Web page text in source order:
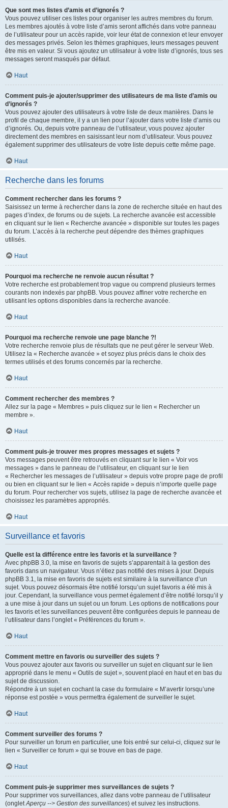
Que sont mes listes d’amis et d’ignorés ?
Vous pouvez utiliser ces listes pour organiser les autres membres du forum.
Les membres ajoutés à votre liste d’amis seront affichés dans votre panneau
de l’utilisateur pour un accès rapide, voir leur état de connexion et leur envoyer
des messages privés. Selon les thèmes graphiques, leurs messages peuvent
être mis en valeur. Si vous ajoutez un utilisateur à votre liste d’ignorés, tous ses
messages seront masqués par défaut.
Haut
Comment puis-je ajouter/supprimer des utilisateurs de ma liste d’amis ou
d’ignorés ?
Vous pouvez ajouter des utilisateurs à votre liste de deux manières. Dans le
profil de chaque membre, il y a un lien pour l’ajouter dans votre liste d’amis ou
d’ignorés. Ou, depuis votre panneau de l’utilisateur, vous pouvez ajouter
directement des membres en saisissant leur nom d’utilisateur. Vous pouvez
également supprimer des utilisateurs de votre liste depuis cette même page.
Haut
Recherche dans les forums
Comment rechercher dans les forums ?
Saisissez un terme à rechercher dans la zone de recherche située en haut des
pages d’index, de forums ou de sujets. La recherche avancée est accessible
en cliquant sur le lien « Recherche avancée » disponible sur toutes les pages
du forum. L’accès à la recherche peut dépendre des thèmes graphiques
utilisés.
Haut
Pourquoi ma recherche ne renvoie aucun résultat ?
Votre recherche est probablement trop vague ou comprend plusieurs termes
courants non indexés par phpBB. Vous pouvez affiner votre recherche en
utilisant les options disponibles dans la recherche avancée.
Haut
Pourquoi ma recherche renvoie une page blanche ?!
Votre recherche renvoie plus de résultats que ne peut gérer le serveur Web.
Utilisez la « Recherche avancée » et soyez plus précis dans le choix des
termes utilisés et des forums concernés par la recherche.
Haut
Comment rechercher des membres ?
Allez sur la page « Membres » puis cliquez sur le lien « Rechercher un
membre ».
Haut
Comment puis-je trouver mes propres messages et sujets ?
Vos messages peuvent être retrouvés en cliquant sur le lien « Voir vos
messages » dans le panneau de l’utilisateur, en cliquant sur le lien
« Rechercher les messages de l’utilisateur » depuis votre propre page de profil
ou bien en cliquant sur le lien « Accès rapide » depuis n’importe quelle page
du forum. Pour rechercher vos sujets, utilisez la page de recherche avancée et
choisissez les paramètres appropriés.
Haut
Surveillance et favoris
Quelle est la différence entre les favoris et la surveillance ?
Avec phpBB 3.0, la mise en favoris de sujets s’apparentait à la gestion des
favoris dans un navigateur. Vous n’étiez pas notifié des mises à jour. Depuis
phpBB 3.1, la mise en favoris de sujets est similaire à la surveillance d’un
sujet. Vous pouvez désormais être notifié lorsqu’un sujet favoris a été mis à
jour. Cependant, la surveillance vous permet également d’être notifié lorsqu’il y
a une mise à jour dans un sujet ou un forum. Les options de notifications pour
les favoris et les surveillances peuvent être configurées depuis le panneau de
l’utilisateur dans l’onglet « Préférences du forum ».
Haut
Comment mettre en favoris ou surveiller des sujets ?
Vous pouvez ajouter aux favoris ou surveiller un sujet en cliquant sur le lien
approprié dans le menu « Outils de sujet », souvent placé en haut et en bas du
sujet de discussion.
Répondre à un sujet en cochant la case du formulaire « M’avertir lorsqu’une
réponse est postée » vous permettra également de surveiller le sujet.
Haut
Comment surveiller des forums ?
Pour surveiller un forum en particulier, une fois entré sur celui-ci, cliquez sur le
lien « Surveiller ce forum » qui se trouve en bas de page.
Haut
Comment puis-je supprimer mes surveillances de sujets ?
Pour supprimer vos surveillances, allez dans votre panneau de l’utilisateur
(ongletAperçu --> Gestion des surveillances) et suivez les instructions.